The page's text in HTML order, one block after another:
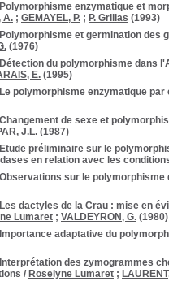
Polymorphisme enzymatique et
A. ; GEMAYEL, P. ; P. Grillas (1993)
Polymorphisme et germination des
(1976)
Détection du polymorphisme dans
E. (1995)
Le polymorphisme enzymatique
Changement de sexe et
J.L. (1987)
Etude préliminaire sur le
en relation avec les
Observations sur le polymorphisme
Les dactyles de la Crau : mise en
Lumaret ; VALDEYRON, G. (1980)
Importance adaptative du
Interprétation des zymogrammes
/ Roselyne Lumaret ;